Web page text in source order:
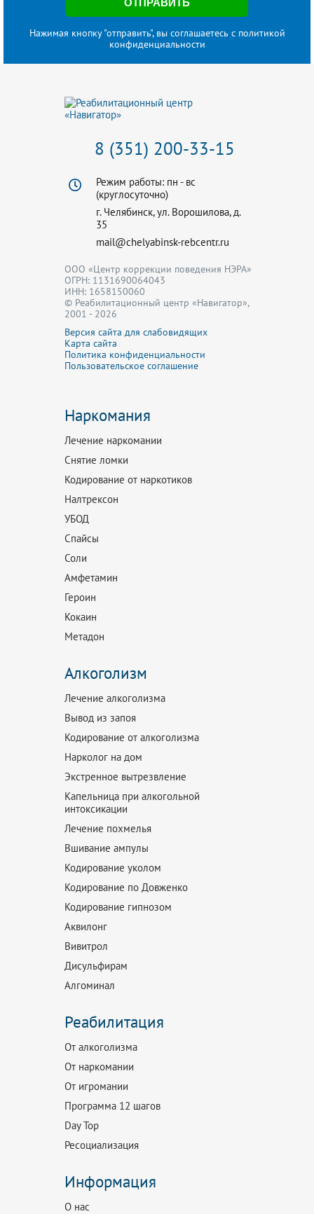
Нажимая кнопку "отправить", вы соглашаетесь с политикой
конфиденциальности
8 (351) 200-33-15
Режим работы: пн - вс
(круглосуточно)
г. Челябинск, ул. Ворошилова, д.
35
mail@chelyabinsk-rebcentr.ru
ООО «Центр коррекции поведения НЭРА»
ОГРН: 1131690064043
ИНН: 1658150060
© Реабилитационный центр «Навигатор»,
2001 - 2026
Версия сайта для слабовидящих
Карта сайта
Политика конфиденциальности
Пользовательское соглашение
Наркомания
Лечение наркомании
Снятие ломки
Кодирование от наркотиков
Налтрексон
УБОД
Спайсы
Соли
Амфетамин
Героин
Кокаин
Метадон
Алкоголизм
Лечение алкоголизма
Вывод из запоя
Кодирование от алкоголизма
Нарколог на дом
Экстренное вытрезвление
Капельница при алкогольной
интоксикации
Лечение похмелья
Вшивание ампулы
Кодирование уколом
Кодирование по Довженко
Кодирование гипнозом
Аквилонг
Вивитрол
Дисульфирам
Алгоминал
Реабилитация
От алкоголизма
От наркомании
От игромании
Программа 12 шагов
Day Top
Ресоциализация
Информация
О нас